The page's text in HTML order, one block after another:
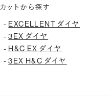
カットから探す
- EXCELLENT ダイヤ
-3EX ダイヤ
- H&C EX ダイヤ
-3EX H&C ダイヤ